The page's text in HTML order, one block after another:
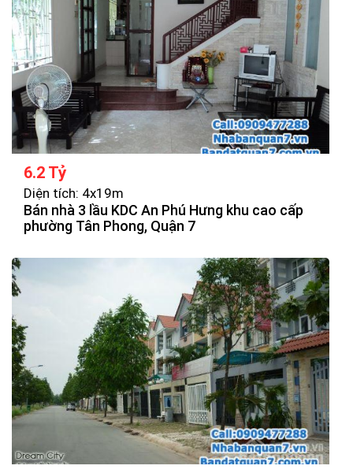
6.2 Tỷ
Diện tích: 4x19m
Bán nhà 3 lầu KDC An Phú Hưng khu cao cấp
phường Tân Phong, Quận 7